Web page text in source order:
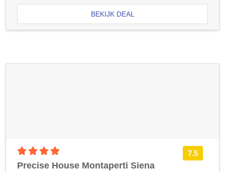
BEKIJK DEAL
7.5
Precise House Montaperti Siena